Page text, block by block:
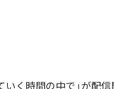
いく時間の中で」が配